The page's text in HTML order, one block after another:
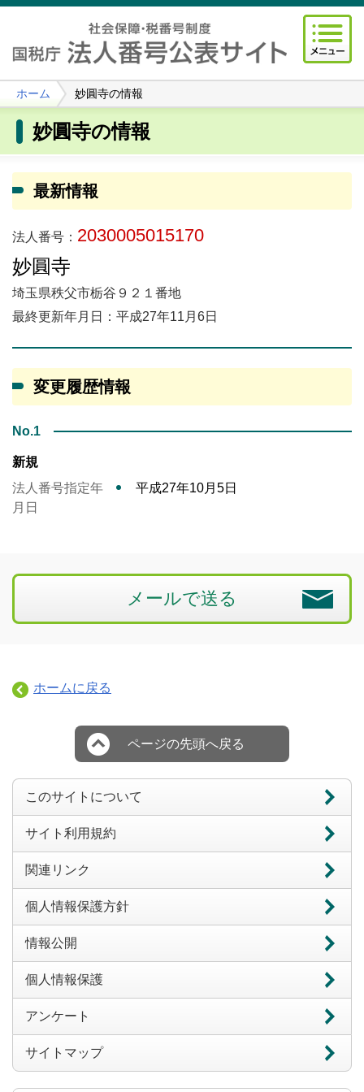
ホーム 妙圓寺の情報
妙圓寺の情報
最新情報
法人番号： 2030005015170
妙圓寺
埼玉県秩父市栃谷９２１番地
最終更新年月日：平成27年11月6日
変更履歴情報
No.1
新規
法人番号指定年
月日
平成27年10月5日
メールで送る
ホームに戻る
ページの先頭へ戻る
このサイトについて
サイト利用規約
関連リンク
個人情報保護方針
情報公開
個人情報保護
アンケート
サイトマップ